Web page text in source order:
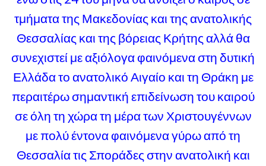
τμήματα της Μακεδονίας και της ανατολικής
Θεσσαλίας και της βόρειας Κρήτης αλλά θα
συνεχιστεί με αξιόλογα φαινόμενα στη δυτική
Ελλάδα το ανατολικό Αιγαίο και τη Θράκη με
περαιτέρω σημαντική επιδείνωση του καιρού
σε όλη τη χώρα τη μέρα των Χριστουγέννων
με πολύ έντονα φαινόμενα γύρω από τη
Θεσσαλία τις Σποράδες στην ανατολική και